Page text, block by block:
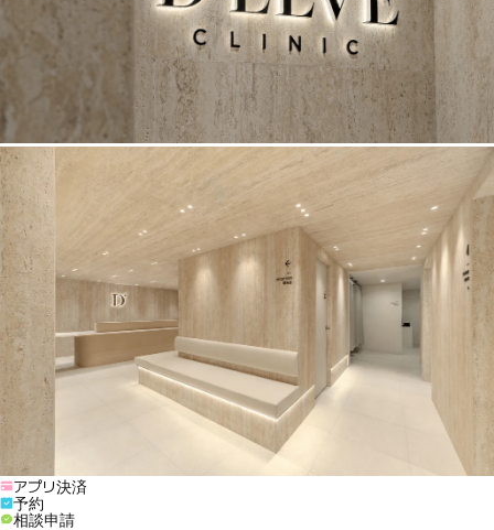
アプリ決済
予約
相談申請